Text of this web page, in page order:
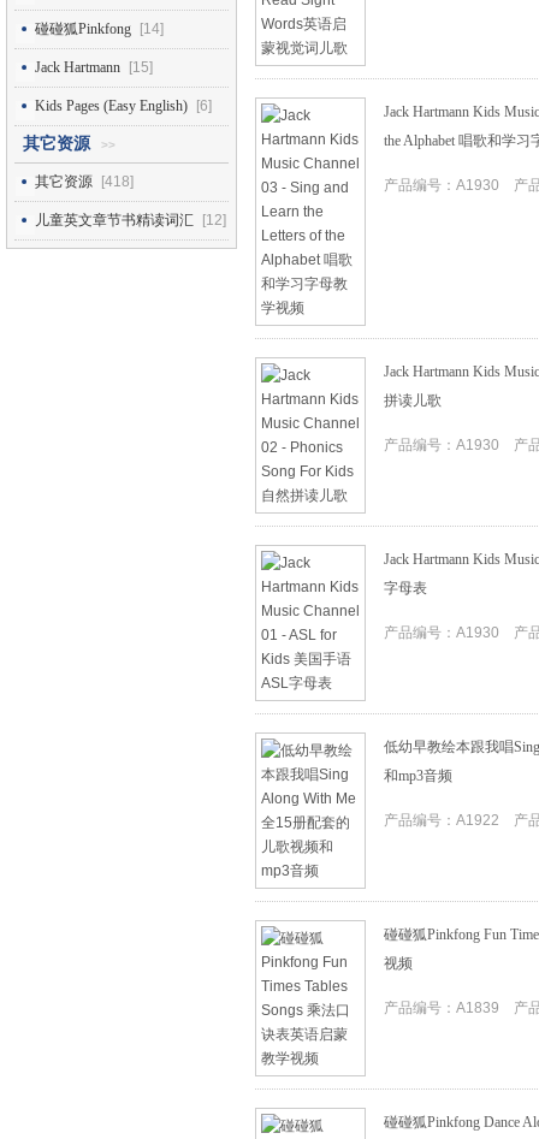
碰碰狐Pinkfong [14]
Jack Hartmann [15]
Kids Pages (Easy English) [6]
其它资源 >>
其它资源 [418]
儿童英文章节书精读词汇 [12]
Jack Hartmann Kids
the Alphabet 唱歌和学习
产品编号：A1930 产
Jack Hartmann Kids
拼读儿歌
产品编号：A1930 产
Jack Hartmann Kids
字母表
产品编号：A1930 产
低幼早教绘本跟我唱
和mp3音频
产品编号：A1922 产
碰碰狐Pinkfong Fun
视频
产品编号：A1839 产
碰碰狐Pinkfong Dance